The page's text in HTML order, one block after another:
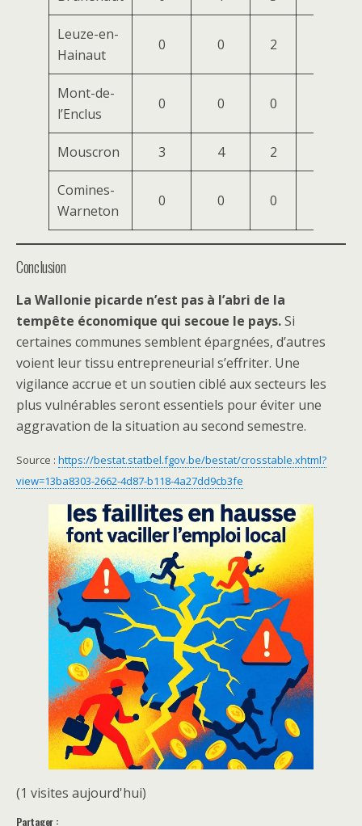
Leuze-en-
Hainaut
0 0 2
Mont-de-
l’Enclus
0 0 0
Mouscron 3 4 2
Comines-
Warneton
0 0 0
Conclusion
La Wallonie picarde n’est pas à l’abri de la
tempête économique qui secoue le pays.Si
certaines communes semblent épargnées, d’autres
voient leur tissu entrepreneurial s’effriter. Une
vigilance accrue et un soutien ciblé aux secteurs les
plus vulnérables seront essentiels pour éviter une
aggravation de la situation au second semestre.
Source : https://bestat.statbel.fgov.be/bestat/crosstable.xhtml?
view=13ba8303-2662-4d87-b118-4a27dd9cb3fe
(1 visites aujourd'hui)
Partager :